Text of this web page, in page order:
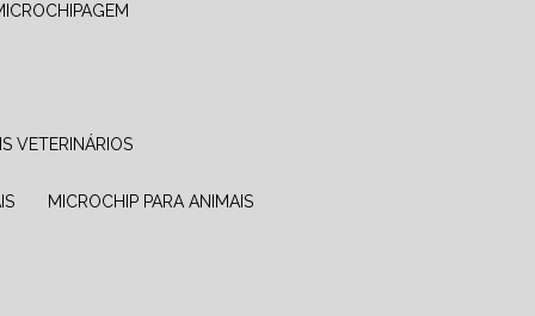
MICROCHIPAGEM
VETERINÁRIOS
MICROCHIP PARA ANIMAIS